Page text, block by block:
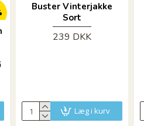
Buster Vinterjakke
Sort
239 DKK
Læg i kurv